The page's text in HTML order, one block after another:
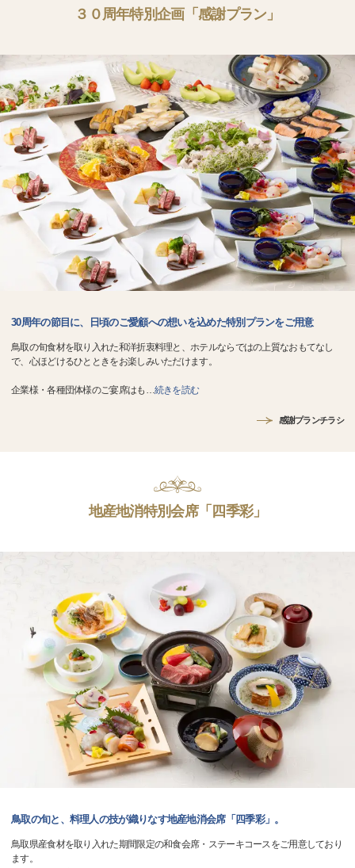
３０周年特別企画「感謝プラン」
30周年の節目に、日頃のご愛顧への想いを込めた特別プランをご用意
鳥取の旬食材を取り入れた和洋折衷料理と、ホテルならではの上質なおもてなし
で、心ほどけるひとときをお楽しみいただけます。
企業様・各種団体様のご宴席はも …続きを読む
感謝プランチラシ
地産地消特別会席「四季彩」
鳥取の旬と、料理人の技が織りなす地産地消会席「四季彩」。
鳥取県産食材を取り入れた期間限定の和食会席・ステーキコースをご用意しており
ます。